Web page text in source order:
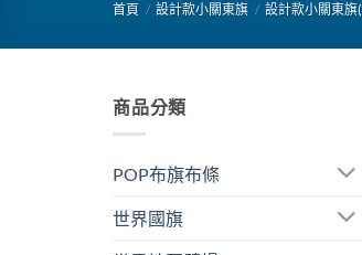
首頁 / 設計款小關東旗 / 設計款小關東旗
商品分類
POP布旗布條
世界國旗